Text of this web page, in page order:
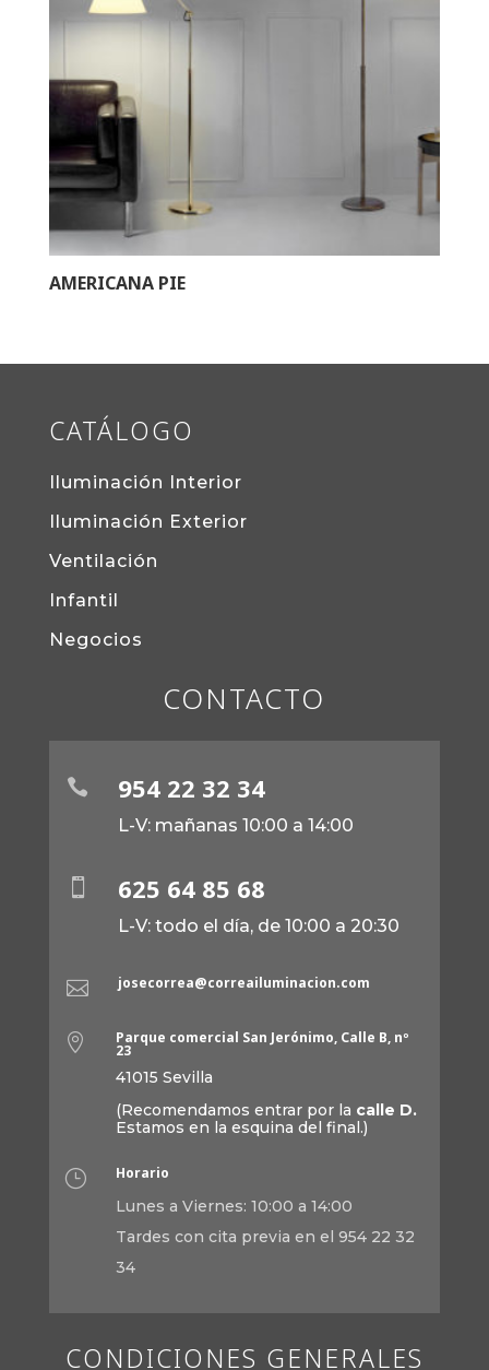
AMERICANA PIE
CATÁLOGO
Iluminación Interior
Iluminación Exterior
Ventilación
Infantil
Negocios
CONTACTO
 954 22 32 34
L-V: mañanas 10:00 a 14:00
 625 64 85 68
L-V: todo el día, de 10:00 a 20:30
 josecorrea@correailuminacion.com
 Parque comercial San Jerónimo, Calle B, nº
23
41015 Sevilla
(Recomendamos entrar por la calle D.
Estamos en la esquina del final.)
} Horario
Lunes a Viernes: 10:00 a 14:00
Tardes con cita previa en el 954 22 32
34
CONDICIONES GENERALES